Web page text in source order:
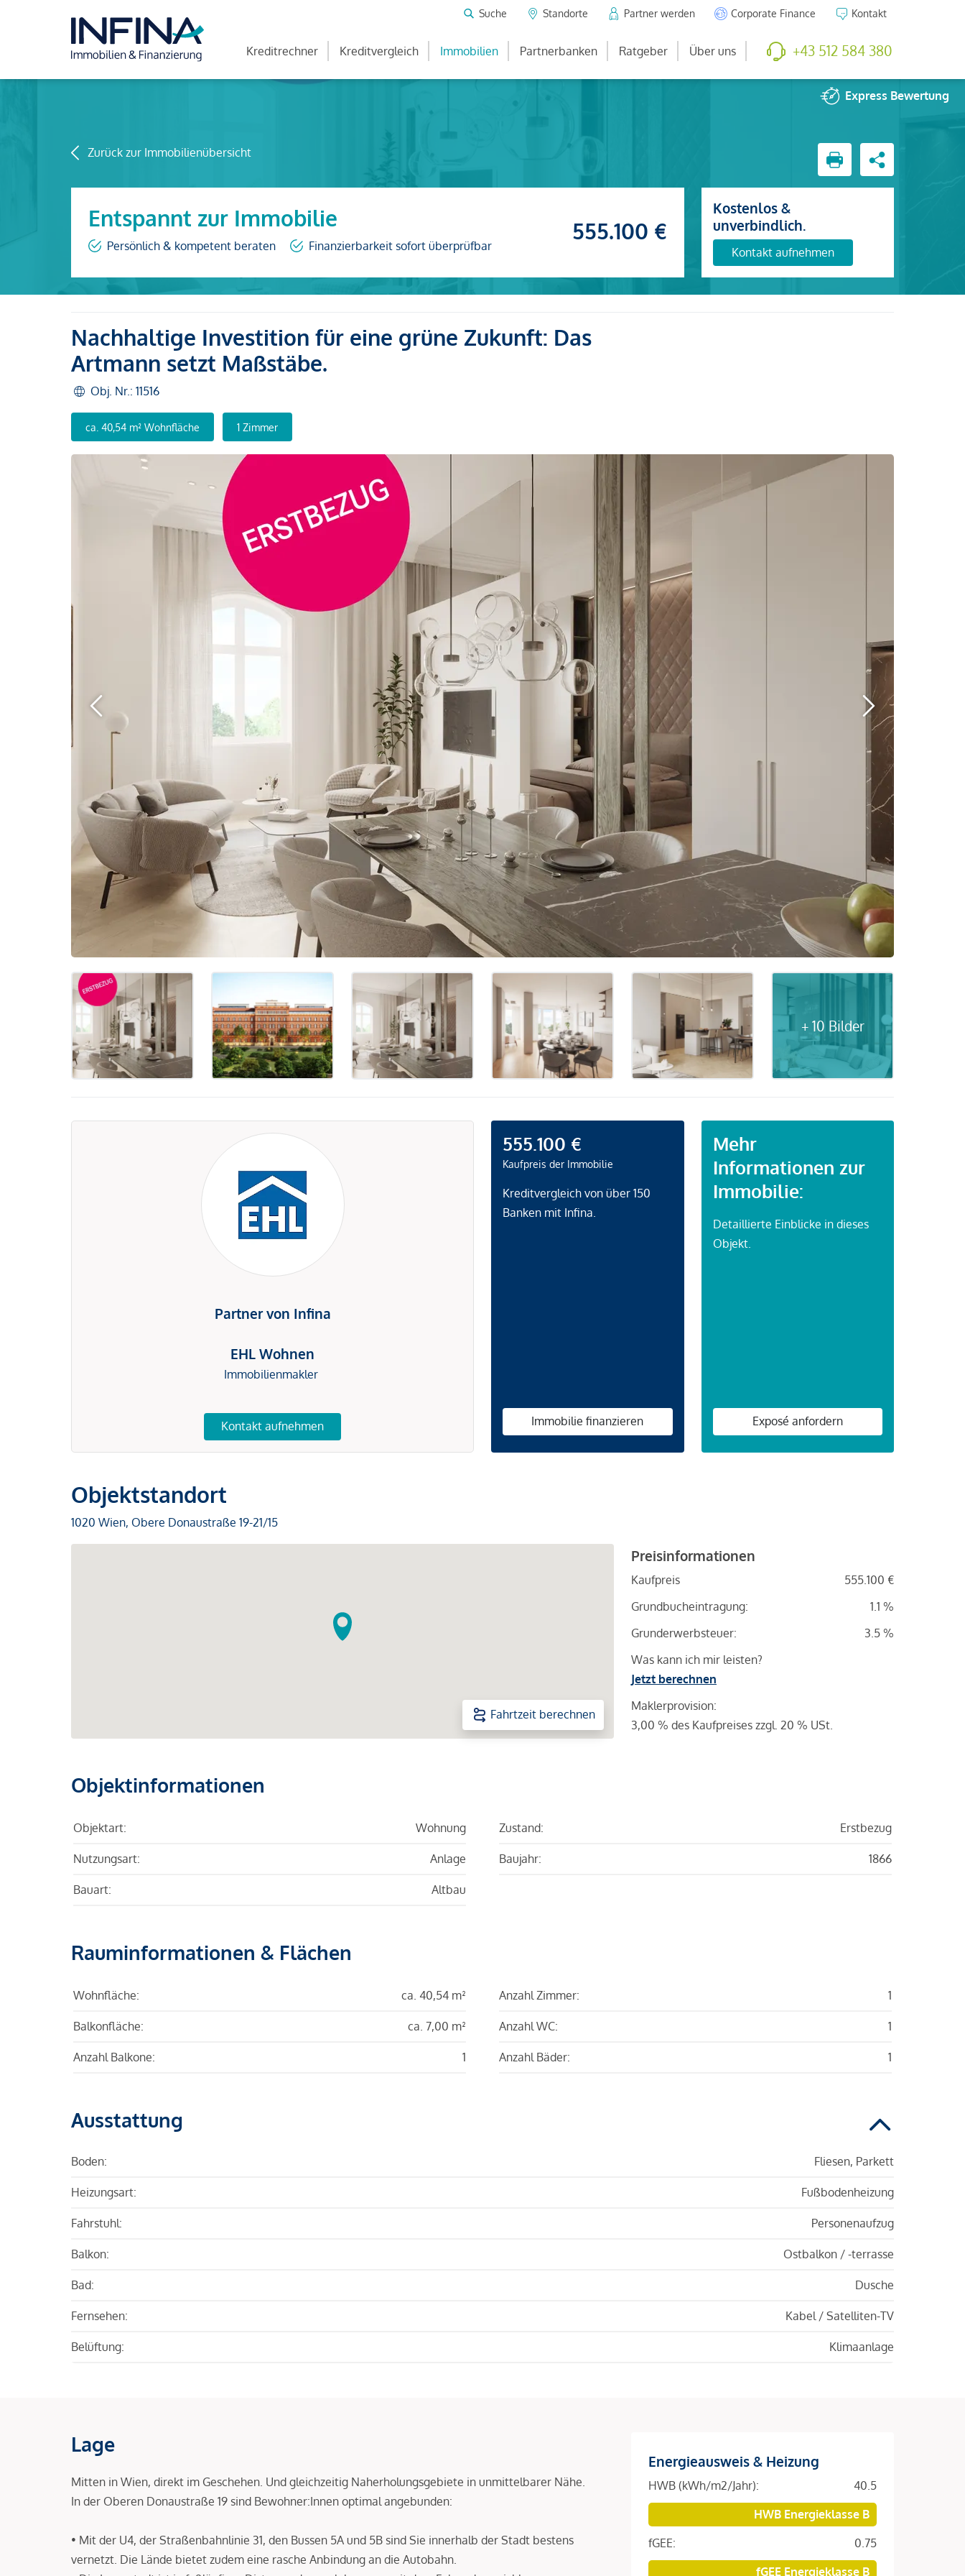
Suche Standorte Partner werden Corporate Finance Kontakt
Kreditrechner Kreditvergleich Immobilien Partnerbanken Ratgeber Über uns +43 512 584 380
Express Bewertung
Zurück zur Immobilienübersicht
Entspannt zur Immobilie
Persönlich & kompetent beraten Finanzierbarkeit sofort überprüfbar
555.100 €
Kostenlos &
unverbindlich.
Kontakt aufnehmen
+ 10 Bilder
Nachhaltige Investition für eine grüne Zukunft: Das
Artmann setzt Maßstäbe.
Obj. Nr.: 11516
ca. 40,54 m² Wohnfläche 1 Zimmer
Partner von Infina
EHL Wohnen
Immobilienmakler
Kontakt aufnehmen
555.100 €
Kaufpreis der Immobilie
Kreditvergleich von über 150
Banken mit Infina.
Immobilie finanzieren
Mehr
Informationen zur
Immobilie:
Detaillierte Einblicke in dieses
Objekt.
Exposé anfordern
Objektstandort
1020 Wien, Obere Donaustraße 19-21/15
Fahrtzeit berechnen
Preisinformationen
Kaufpreis
555.100 €
Grundbucheintragung:
1.1 %
Grunderwerbsteuer:
3.5 %
Was kann ich mir leisten?
Jetzt berechnen
Maklerprovision:
3,00 % des Kaufpreises zzgl. 20 % USt.
Objektinformationen
Objektart: Wohnung
Nutzungsart: Anlage
Bauart: Altbau
Zustand: Erstbezug
Baujahr: 1866
Rauminformationen & Flächen
Wohnfläche: ca. 40,54 m²
Balkonfläche: ca. 7,00 m²
Anzahl Balkone: 1
Anzahl Zimmer: 1
Anzahl WC: 1
Anzahl Bäder: 1
Ausstattung
Boden: Fliesen, Parkett
Heizungsart: Fußbodenheizung
Fahrstuhl: Personenaufzug
Balkon: Ostbalkon / -terrasse
Bad: Dusche
Fernsehen: Kabel / Satelliten-TV
Belüftung: Klimaanlage
Lage
Mitten in Wien, direkt im Geschehen. Und gleichzeitig Naherholungsgebiete in unmittelbarer Nähe.
In der Oberen Donaustraße 19 sind Bewohner:Innen optimal angebunden:
• Mit der U4, der Straßenbahnlinie 31, den Bussen 5A und 5B sind Sie innerhalb der Stadt bestens
vernetzt. Die Lände bietet zudem eine rasche Anbindung an die Autobahn.
Energieausweis & Heizung
HWB (kWh/m2/Jahr):
40.5
HWB Energieklasse B
fGEE:
0.75
fGEE Energieklasse B